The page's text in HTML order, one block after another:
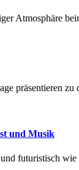
Atmosphäre
präsentieren
und Musik
futuristisch